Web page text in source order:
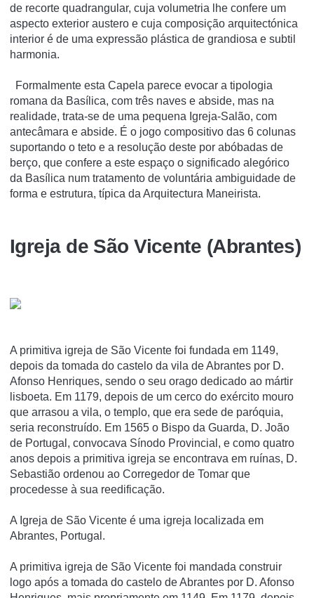
de recorte quadrangular, cuja volumetria lhe confere um
aspecto exterior austero e cuja composição arquitectónica
interior é de uma expressão plástica de grandiosa e subtil
harmonia.
Formalmente esta Capela parece evocar a tipologia
romana da Basílica, com três naves e abside, mas na
realidade, trata-se de uma pequena Igreja-Salão, com
antecâmara e abside. É o jogo compositivo das 6 colunas
suportando o teto e a resolução deste por abóbadas de
berço, que confere a este espaço o significado alegórico
da Basílica num tratamento de voluntária ambiguidade de
forma e estrutura, típica da Arquitectura Maneirista.
Igreja de São Vicente (Abrantes)
A primitiva igreja de São Vicente foi fundada em 1149,
depois da tomada do castelo da vila de Abrantes por D.
Afonso Henriques, sendo o seu orago dedicado ao mártir
lisboeta. Em 1179, depois de um cerco do exército mouro
que arrasou a vila, o templo, que era sede de paróquia,
seria reconstruído. Em 1565 o Bispo da Guarda, D. João
de Portugal, convocava Sínodo Provincial, e como quatro
anos depois a primitiva igreja se encontrava em ruínas, D.
Sebastião ordenou ao Corregedor de Tomar que
procedesse à sua reedificação.
A Igreja de São Vicente é uma igreja localizada em
Abrantes, Portugal.
A primitiva igreja de São Vicente foi mandada construir
logo após a tomada do castelo de Abrantes por D. Afonso